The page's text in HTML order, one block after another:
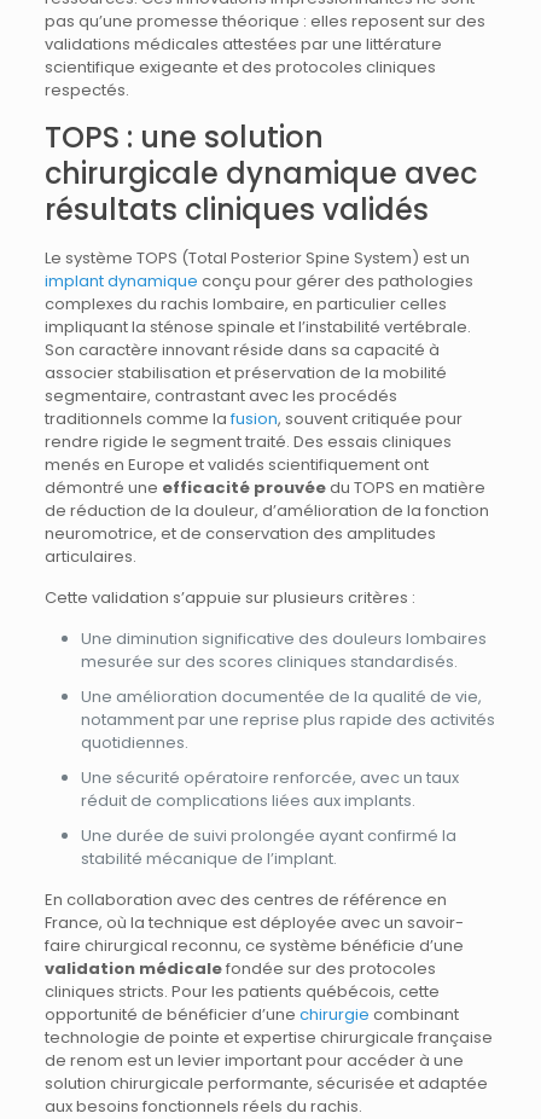
pas qu’une promesse théorique : elles reposent sur des
validations médicales attestées par une littérature
scientifique exigeante et des protocoles cliniques
respectés.
TOPS : une solution
chirurgicale dynamique avec
résultats cliniques validés
Le système TOPS (Total Posterior Spine System) est un
implant dynamique conçu pour gérer des pathologies
complexes du rachis lombaire, en particulier celles
impliquant la sténose spinale et l’instabilité vertébrale.
Son caractère innovant réside dans sa capacité à
associer stabilisation et préservation de la mobilité
segmentaire, contrastant avec les procédés
traditionnels comme lafusion, souvent critiquée pour
rendre rigide le segment traité. Des essais cliniques
menés en Europe et validés scientifiquement ont
démontré une efficacité prouvéedu TOPS en matière
de réduction de la douleur, d’amélioration de la fonction
neuromotrice, et de conservation des amplitudes
articulaires.
Cette validation s’appuie sur plusieurs critères :
Une diminution significative des douleurs lombaires
mesurée sur des scores cliniques standardisés.
Une amélioration documentée de la qualité de vie,
notamment par une reprise plus rapide des activités
quotidiennes.
Une sécurité opératoire renforcée, avec un taux
réduit de complications liées aux implants.
Une durée de suivi prolongée ayant confirmé la
stabilité mécanique de l’implant.
En collaboration avec des centres de référence en
France, où la technique est déployée avec un savoir-
faire chirurgical reconnu, ce système bénéficie d’une
validation médicalefondée sur des protocoles
cliniques stricts. Pour les patients québécois, cette
opportunité de bénéficier d’une chirurgie combinant
technologie de pointe et expertise chirurgicale française
de renom est un levier important pour accéder à une
solution chirurgicale performante, sécurisée et adaptée
aux besoins fonctionnels réels du rachis.